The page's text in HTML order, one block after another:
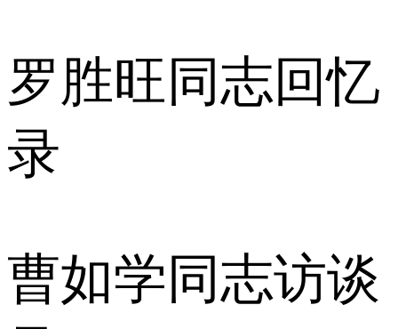
罗胜旺同志回忆
录
曹如学同志访谈